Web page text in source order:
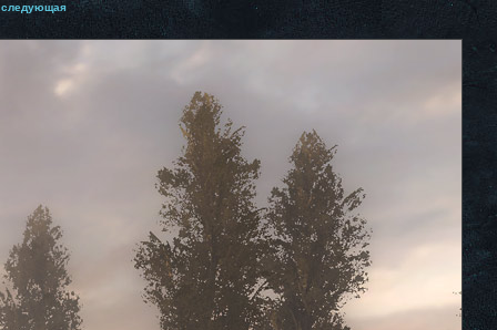
следующая